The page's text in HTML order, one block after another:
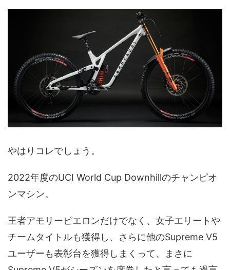
やはりコレでしょう。
2022年度のUCI World Cup Downhillのチャンピオ
ンマシン。
王者アモリーピエロンだけでなく、女子エリートや
チームタイトルも獲得し、さらに他のSupreme V5
ユーザーも表彰台を獲得しまくって、まさに